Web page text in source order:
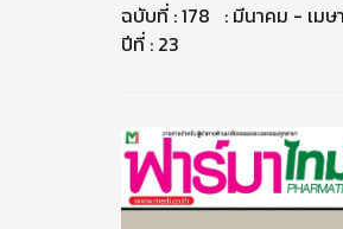
ฉบับที่ : 178 : มีนาคม - เมษ
ปีที่ : 23